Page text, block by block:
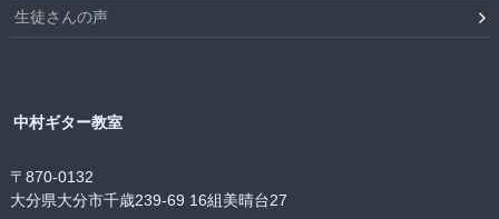
生徒さんの声
中村ギター教室
〒870-0132
大分県大分市千歳239-69 16組美晴台27